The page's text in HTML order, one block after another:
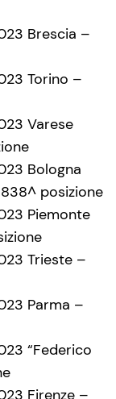
Brescia –
Torino –
Varese
Bologna
posizione
Piemonte
Trieste –
Parma –
“Federico
Firenze –